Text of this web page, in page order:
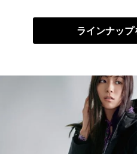
ラインナップ